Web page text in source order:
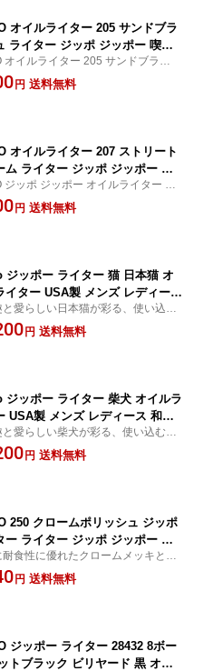
オイルライター 205 サンドブラ
ライター ジッポ ジッポー 喫煙
コ 煙草 たばこ 父の日
オイルライター 205 サンドブラッシ
ター ジッポ ジッポー 喫煙具 タバコ
ばこ 父の日
円 送料無料
オイルライター 207 ストリート
ム ライター ジッポ ジッポー 喫
バコ 煙草 たばこ 父の日
ジッポ ジッポー オイルライター 207
ートクローム ライター 喫煙具 タバ
たばこ 父の日 アウトドア キャンプ
円 送料無料
ジッポー ライター 猫 日本猫 オ
イター USA製 メンズ レディース
風 猫好き 愛猫家 和猫 日本猫 キ
虎猫 アニマル 動物 喫煙具 コレ
と愛らしい日本猫が彩る、使い込む
い深いストリートクロームZIPP
好きへの贈り物にも最適。
円 送料無料
ジッポー ライター 柴犬 オイルラ
USA製 メンズ レディース 和柄
好き 愛犬家 日本犬 秋田犬 豆柴
ル 動物 喫煙具 コレクション ギ
と愛らしい柴犬が彩る、使い込むほ
深いストリートクロームZIPPO。
への贈り物にも最適。
円 送料無料
250 クロームポリッシュ ジッポ
ー ライター ジッポ ジッポー タ
草 たばこ 父の日
耐食性に優れたクロームメッキと、
うに艶やかなポリッシュ仕上げ
円 送料無料
ジッポー ライター 28432 8ボー
トブラック ビリヤード 黒 オイ